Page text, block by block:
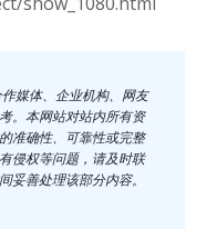
媒体、企业机构、网友
。本网站对站内所有资
准确性、可靠性或完整
侵权等问题，请及时联
妥善处理该部分内容。